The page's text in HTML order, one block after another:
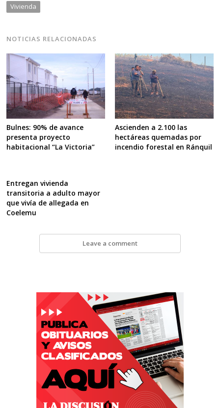
Vivienda
NOTICIAS RELACIONADAS
Bulnes: 90% de avance
presenta proyecto
habitacional “La Victoria”
Ascienden a 2.100 las
hectáreas quemadas por
incendio forestal en Ránquil
Entregan vivienda
transitoria a adulto mayor
que vivía de allegada en
Coelemu
Leave a comment